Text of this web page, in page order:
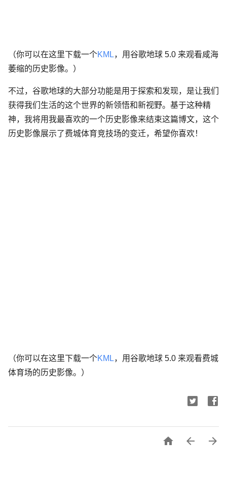
（你可以在这里下载一个KML，用谷歌地球 5.0 来观看咸海
萎缩的历史影像。）
不过，谷歌地球的大部分功能是用于探索和发现，是让我们
获得我们生活的这个世界的新领悟和新视野。基于这种精
神，我将用我最喜欢的一个历史影像来结束这篇博文，这个
历史影像展示了费城体育竞技场的变迁，希望你喜欢！
（你可以在这里下载一个KML，用谷歌地球 5.0 来观看费城
体育场的历史影像。）
  